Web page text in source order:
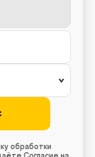
обработки